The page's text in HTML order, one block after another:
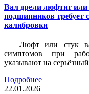
Вал дрели люфтит или
подшипников требует
калибровки
Люфт или стук
симптомов при
указывают на
Подробнее
22.01.2026